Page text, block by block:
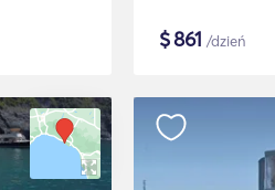
$861 /dzień